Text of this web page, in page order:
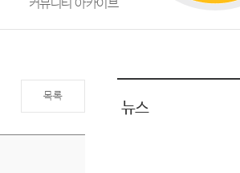
커뮤니티 아카이브
목록
뉴스